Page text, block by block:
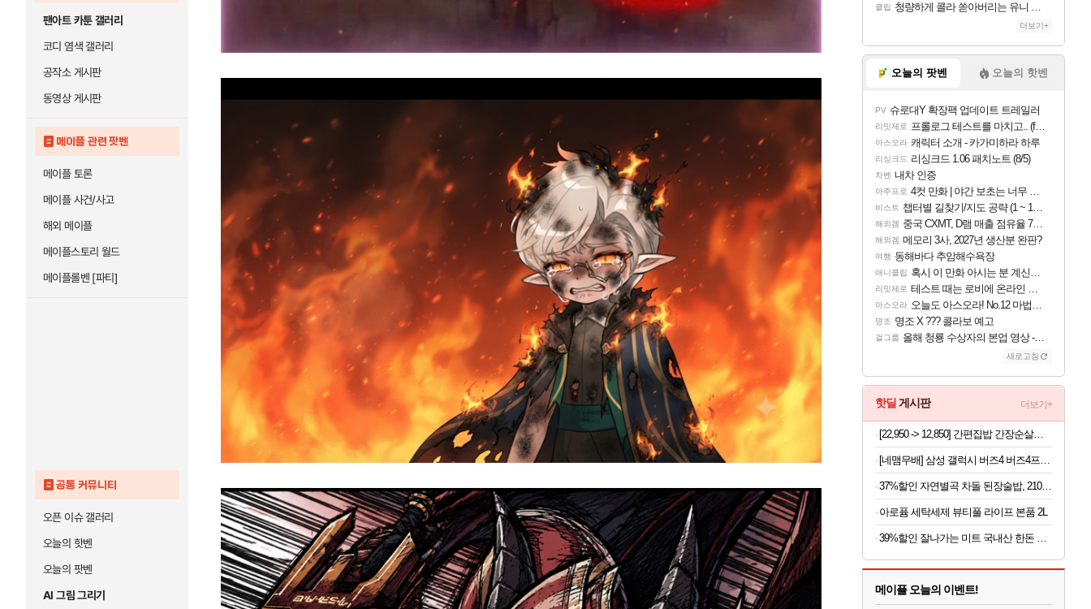
팬아트 카툰 갤러리
코디 염색 갤러리
공작소 게시판
동영상 게시판
메이플 관련 팟벤
메이플 토론
메이플 사건/사고
해외 메이플
메이플스토리 월드
메이플롤벤 [파티]
공통 커뮤니티
오픈 이슈 갤러리
오늘의 핫벤
오늘의 팟벤
AI 그림 그리기
클립 청량하게 콜라 쏟아버리는 유니 ㅋㅋㅋ
더보기+
오늘의 팟벤 오늘의 핫벤
PV 슈로대Y 확장팩 업데이트 트레일러
리밋제로 프롤로그 테스트를 마치고.. (feat. 리아)
아스오라 캐릭터 소개 - 카가미하라 하루
리싱크드 리싱크드 1.06 패치노트 (8/5)
차벤 내차 인증
아주프로 4컷 만화 | 야간 보초는 너무 힘들어
비스트 챕터별 길찾기/지도 공략 (1 ~ 12장)
해외겜 중국 CXMT, D램 매출 점유율 7%…글로벌 4위로 부상
해외겜 메모리 3사, 2027년 생산분 완판?
여행 동해바다 추암해수욕장
애니클립 혹시 이 만화 아시는 분 계신가요
리밋제로 테스트 때는 로비에 온라인 기능이 있는데
아스오라 오늘도 아스오라! No.12 마법사 클랜: 신주쿠구
명조 명조 X ??? 콜라보 예고
걸그룹 올해 청룡 수상자의 본업 영상 - 스테이씨 윤
새로고침
핫딜 게시판 더보기+
[22,950 -> 12,850] 간편집밥 간장순살찜닭 500g x 2개
37%할인 자연별곡 차돌 된장술밥, 210g, 2개 +황태 콩나물 해장국밥, 210g, 2개 + 소고기 미역국밥, 210g, 2개
아로퓸 세탁세제 뷰티풀 라이프 본품 2L
39%할인 잘나가는 미트 국내산 한돈 꽃목살, 500g, 2팩
메이플 오늘의 이벤트!